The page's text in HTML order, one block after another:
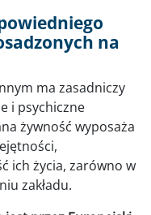
na
ma zasadniczy
i psychiczne
żywność wyposaża
ich życia, zarówno w
zakładu.